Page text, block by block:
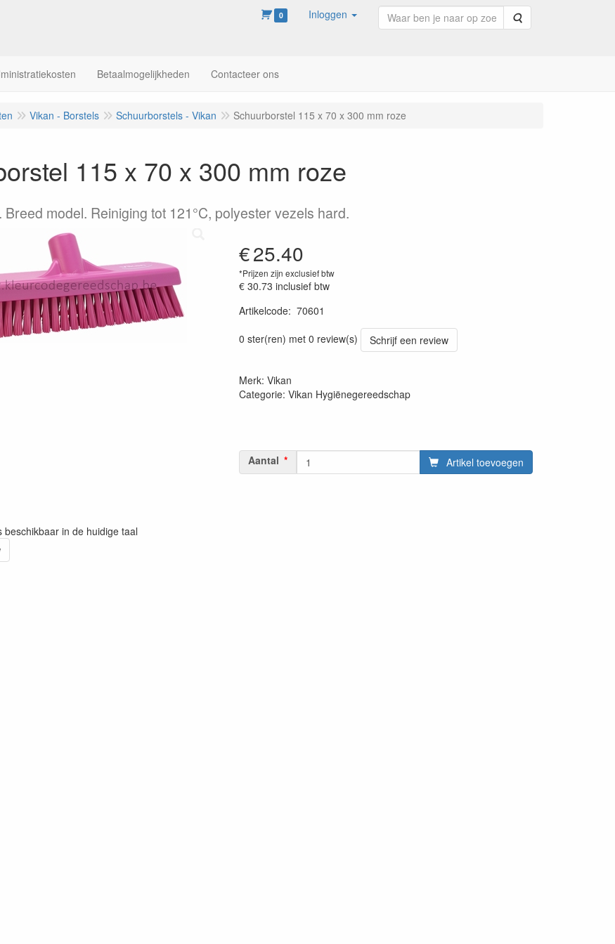
0 Inloggen Zoeken
Betaalmogelijkheden Contacteer ons
Vikan - Borstels Schuurborstels - Vikan Schuurborstel 115 x 70 x 300 mm roze
115 x 70 x 300 mm roze
model. Reiniging tot 121°C, polyester vezels hard.
€25.40
*Prijzen zijn exclusief btw
€ 30.73 inclusief btw
Artikelcode: 70601
0 ster(ren) met 0 review(s)
Schrijf een review
Merk: Vikan
Categorie: Vikan Hygiënegereedschap
Aantal Artikel toevoegen
beschikbaar in de huidige taal